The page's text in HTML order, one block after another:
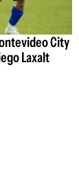
City
Laxalt